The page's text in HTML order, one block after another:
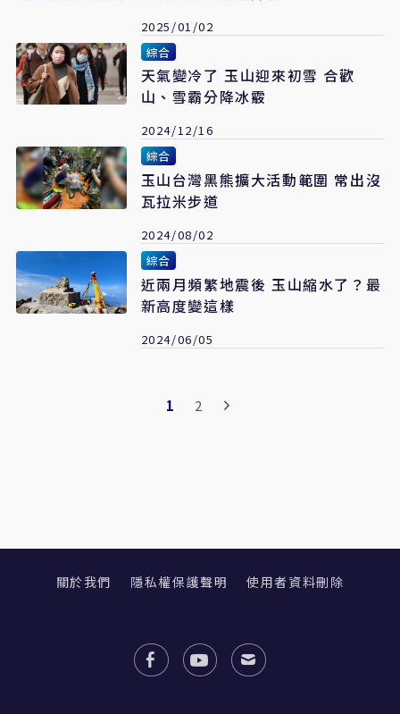
2025/01/02
綜合
天氣變冷了 玉山迎來初雪 合歡
山、雪霸分降冰霰
2024/12/16
綜合
玉山台灣黑熊擴大活動範圍 常出沒
瓦拉米步道
2024/08/02
綜合
近兩月頻繁地震後 玉山縮水了？最
新高度變這樣
2024/06/05
1 2
關於我們 隱私權保護聲明 使用者資料刪除